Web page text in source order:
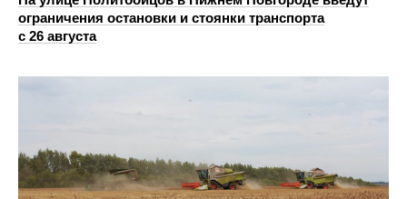
ограничения остановки и стоянки транспорта
с 26 августа